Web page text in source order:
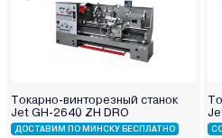
Токарно-винторезный станок
Jet GH-2640 ZH DRO
ДОСТАВИМ ПО МИНСКУ БЕСПЛАТНО